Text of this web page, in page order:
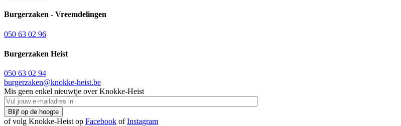
Burgerzaken - Vreemdelingen
050 63 02 96
Burgerzaken Heist
050 63 02 94
burgerzaken@knokke-heist.be
Mis geen enkel nieuwtje over Knokke-Heist
of volg Knokke-Heist op Facebook ofInstagram